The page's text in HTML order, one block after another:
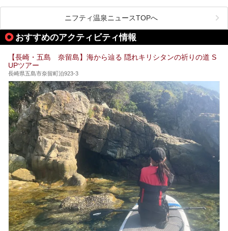
───
この記事は天然炭酸温泉 のもん湯のPRレポート記事です。
んのこと多彩なアクティビティが楽しめ、到底一日では遊び
尽くせない程！ 中でも注目すべきは、日帰り可能な3つのス
パ施設です。
験し、3つのスパ施設に焦点を当て、その全貌を徹底紹介。
「Ark Land Spa」をご紹介します。
ニフティ温泉ニュースTOPへ
おすすめのアクティビティ情報
【長崎・五島 奈留島】海から辿る 隠れキリシタンの祈りの道 S
UPツアー
長崎県五島市奈留町泊923-3